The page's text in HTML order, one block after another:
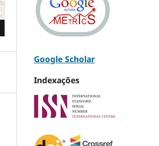
Google Scholar
Indexações